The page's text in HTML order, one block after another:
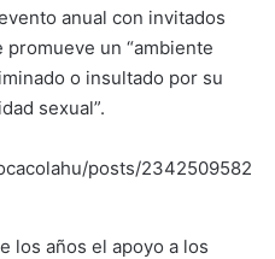
anual con invitados
un “ambiente
o insultado por su
sexual”.
posts/2342509582
los años el apoyo a los